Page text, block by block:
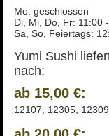
Mo: geschlossen
Di, Mi, Do, Fr: 11:00
Sa, So, Feiertags:
Yumi Sushi
nach:
ab 15,00 €:
12107, 12305,